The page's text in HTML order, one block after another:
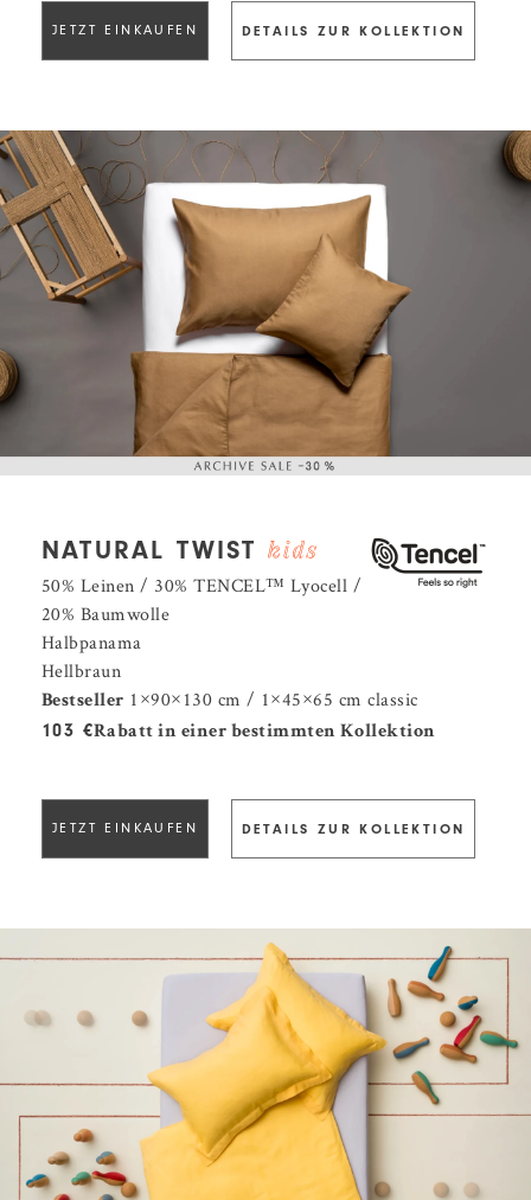
JETZT EINKAUFEN DETAILS ZUR KOLLEKTION
NATURAL TWIST
50% Leinen / 30% TENCEL™️ Lyocell /
20% Baumwolle
Halbpanama
Hellbraun
Bestseller 1×90×130 cm / 1×45×65 cm classic
Rabatt in einer bestimmten Kollektion
103 €
JETZT EINKAUFEN DETAILS ZUR KOLLEKTION